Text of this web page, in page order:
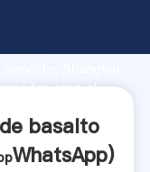
de
crea el
basalto
WhatsApp)